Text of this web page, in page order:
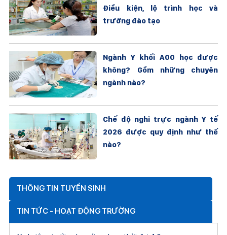
Điều kiện, lộ trình học và
trường đào tạo
Ngành Y khối A00 học được
không? Gồm những chuyên
ngành nào?
Chế độ nghỉ trực ngành Y tế
2026 được quy định như thế
nào?
THÔNG TIN TUYỂN SINH
TIN TỨC - HOẠT ĐỘNG TRƯỜNG